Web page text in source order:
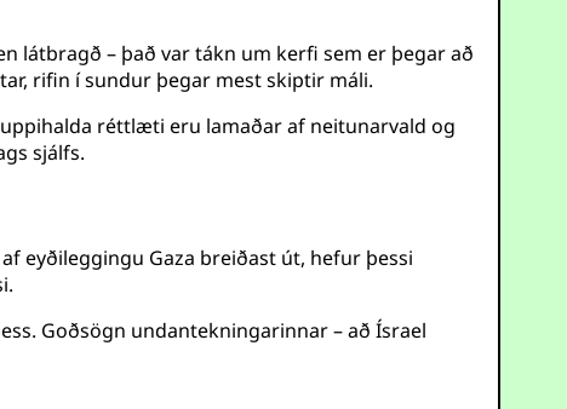
látbragð – það var tákn um kerfi sem er þegar að
rifin í sundur þegar mest skiptir máli.
réttlæti eru lamaðar af neitunarvald og
sjálfs.
eyðileggingu Gaza breiðast út, hefur þessi
Goðsögn undantekningarinnar – að Ísrael